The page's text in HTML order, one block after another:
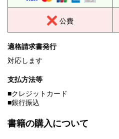
公費
適格請求書発行
対応します
支払方法等
■クレジットカード
■銀行振込
書籍の購入について